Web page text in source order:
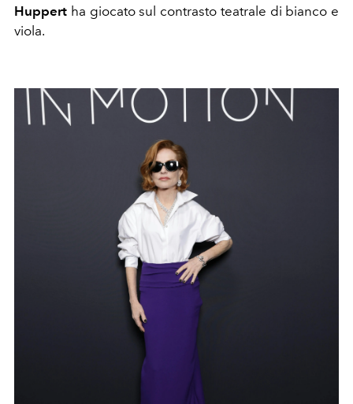
Huppert ha giocato sul contrasto teatrale di bianco e
viola.